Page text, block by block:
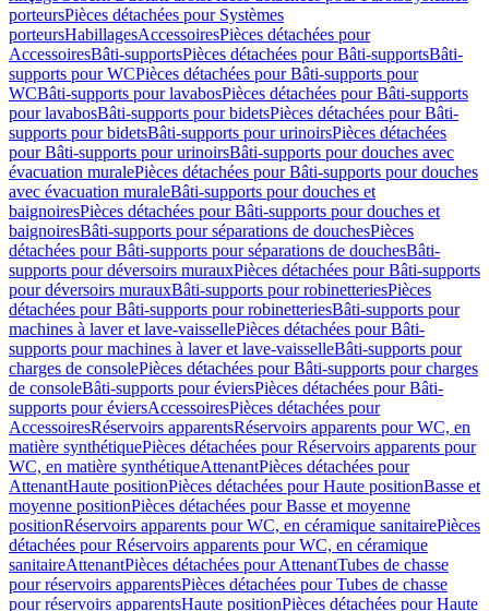
porteursPièces détachées pour Systèmes
porteursHabillagesAccessoiresPièces détachées pour
AccessoiresBâti-supportsPièces détachées pour Bâti-supportsBâti-
supports pour WCPièces détachées pour Bâti-supports pour
WCBâti-supports pour lavabosPièces détachées pour Bâti-supports
pour lavabosBâti-supports pour bidetsPièces détachées pour Bâti-
supports pour bidetsBâti-supports pour urinoirsPièces détachées
pour Bâti-supports pour urinoirsBâti-supports pour douches avec
évacuation muralePièces détachées pour Bâti-supports pour douches
avec évacuation muraleBâti-supports pour douches et
baignoiresPièces détachées pour Bâti-supports pour douches et
baignoiresBâti-supports pour séparations de douchesPièces
détachées pour Bâti-supports pour séparations de douchesBâti-
supports pour déversoirs murauxPièces détachées pour Bâti-supports
pour déversoirs murauxBâti-supports pour robinetteriesPièces
détachées pour Bâti-supports pour robinetteriesBâti-supports pour
machines à laver et lave-vaissellePièces détachées pour Bâti-
supports pour machines à laver et lave-vaisselleBâti-supports pour
charges de consolePièces détachées pour Bâti-supports pour charges
de consoleBâti-supports pour éviersPièces détachées pour Bâti-
supports pour éviersAccessoiresPièces détachées pour
AccessoiresRéservoirs apparentsRéservoirs apparents pour WC, en
matière synthétiquePièces détachées pour Réservoirs apparents pour
WC, en matière synthétiqueAttenantPièces détachées pour
AttenantHaute positionPièces détachées pour Haute positionBasse et
moyenne positionPièces détachées pour Basse et moyenne
positionRéservoirs apparents pour WC, en céramique sanitairePièces
détachées pour Réservoirs apparents pour WC, en céramique
sanitaireAttenantPièces détachées pour AttenantTubes de chasse
pour réservoirs apparentsPièces détachées pour Tubes de chasse
pour réservoirs apparentsHaute positionPièces détachées pour Haute